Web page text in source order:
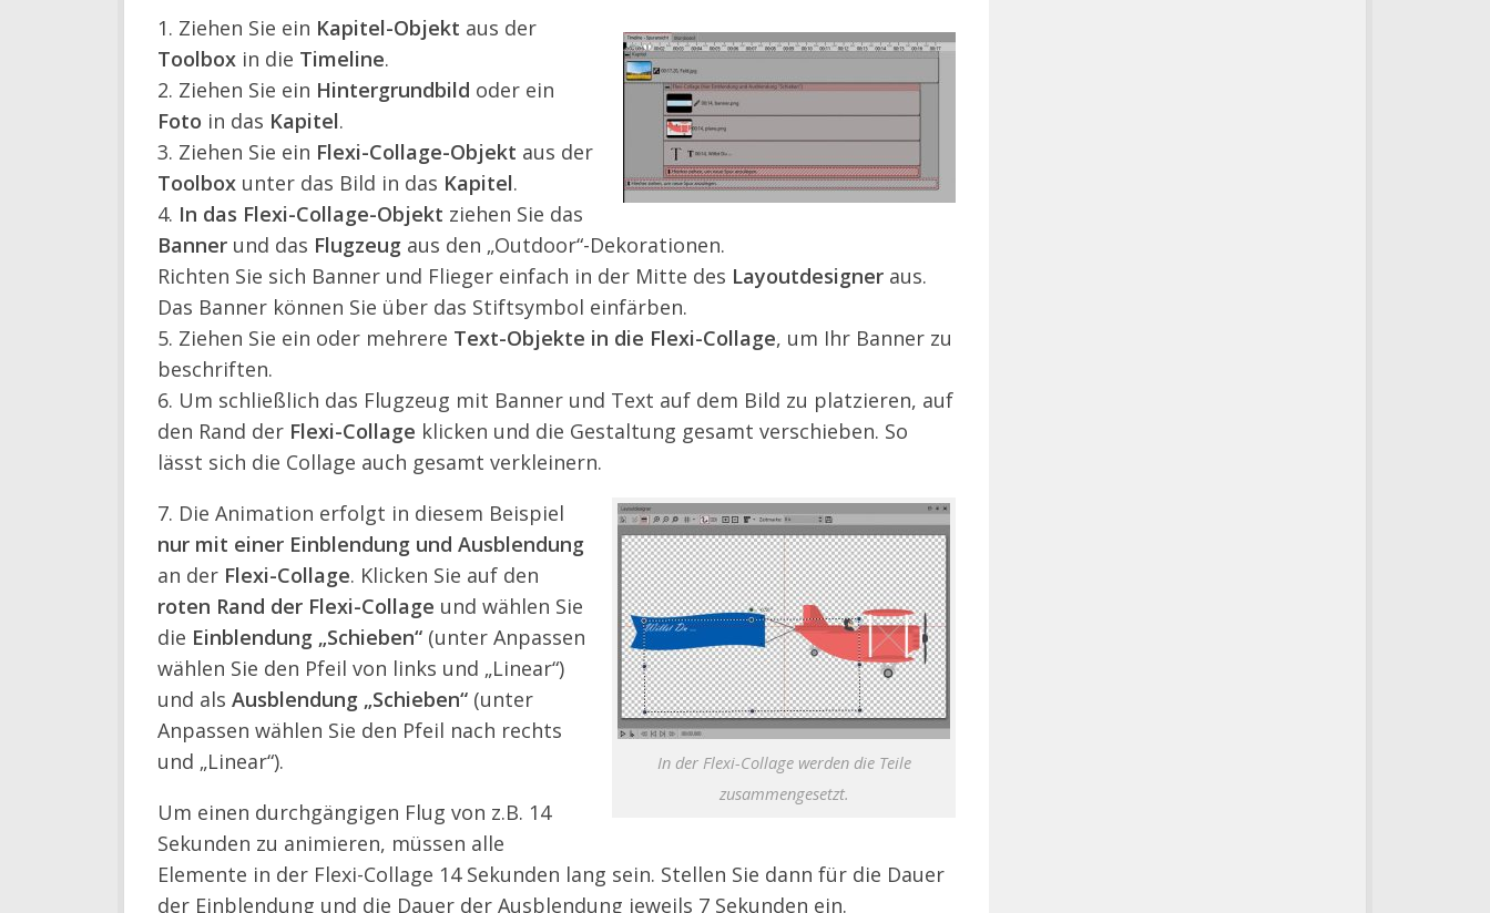
1. Ziehen Sie ein Kapitel-Objekt aus der
Toolbox in die Timeline.
2. Ziehen Sie ein Hintergrundbild oder ein
Foto in das Kapitel.
3. Ziehen Sie ein Flexi-Collage-Objekt aus der
Toolbox unter das Bild in das Kapitel.
4. In das Flexi-Collage-Objekt ziehen Sie das
Banner und das Flugzeug aus den „Outdoor“-Dekorationen.
Richten Sie sich Banner und Flieger einfach in der Mitte des Layoutdesigner aus.
Das Banner können Sie über das Stiftsymbol einfärben.
5. Ziehen Sie ein oder mehrere Text-Objekte in die Flexi-Collage, um Ihr Banner zu
beschriften.
6. Um schließlich das Flugzeug mit Banner und Text auf dem Bild zu platzieren, auf
den Rand der Flexi-Collage klicken und die Gestaltung gesamt verschieben. So
lässt sich die Collage auch gesamt verkleinern.
In der Flexi-Collage werden die Teile
zusammengesetzt.
7. Die Animation erfolgt in diesem Beispiel
nur mit einer Einblendung und Ausblendung
an der Flexi-Collage. Klicken Sie auf den
roten Rand der Flexi-Collage und wählen Sie
die Einblendung „Schieben“ (unter Anpassen
wählen Sie den Pfeil von links und „Linear“)
und als Ausblendung „Schieben“ (unter
Anpassen wählen Sie den Pfeil nach rechts
und „Linear“).
Um einen durchgängigen Flug von z.B. 14
Sekunden zu animieren, müssen alle
Elemente in der Flexi-Collage 14 Sekunden lang sein. Stellen Sie dann für die Dauer
der Einblendung und die Dauer der Ausblendung jeweils 7 Sekunden ein.